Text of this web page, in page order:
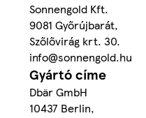
Sonnengold Kft.
9081 Győrújbarát,
Szőlővirág krt. 30.
info@sonnengold.hu
Gyártó címe
Dbär GmbH
10437 Berlin,